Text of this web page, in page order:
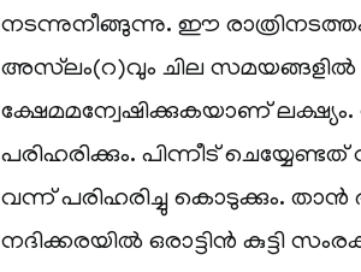
നടന്നുനീങ്ങുന്നു. ഈ
അസ്‌ലം(റ)വും ചില സമയങ്ങളിൽ
ക്ഷേമമന്വേഷിക്കുകയാണ്
പരിഹരിക്കും. പിന്നീട്
വന്ന് പരിഹരിച്ചു കൊടുക്കും. താൻ
നദിക്കരയിൽ ഒരാട്ടിൻ കുട്ടി